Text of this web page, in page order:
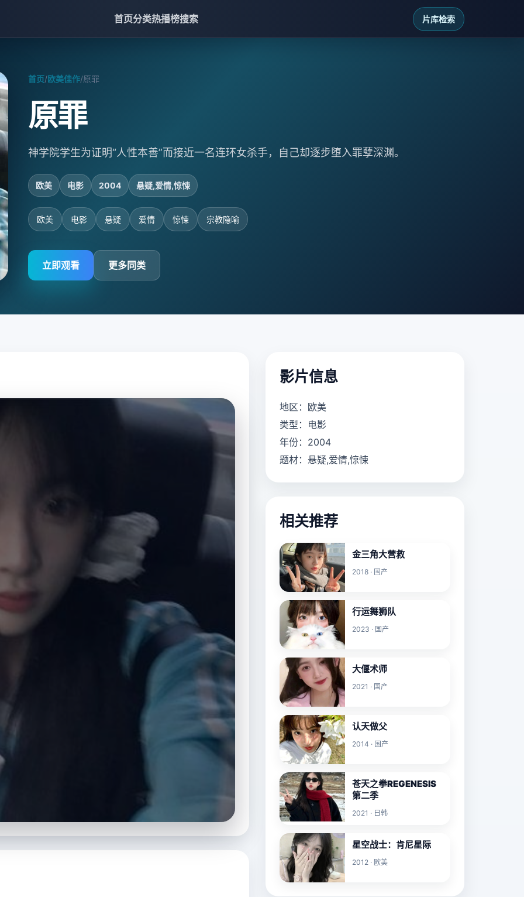
首页分类热播榜搜索 片库检索
首页/欧美佳作/原罪
原罪
神学院学生为证明“人性本善”而接近一名连环女杀手，自己却逐步堕入罪孽深渊。
欧美 电影 2004 悬疑,爱情,惊悚
欧美 电影 悬疑 爱情 惊悚 宗教隐喻
立即观看 更多同类
影片信息
地区：欧美
类型：电影
年份：2004
题材：悬疑,爱情,惊悚
相关推荐
金三角大营救
2018 · 国产
行运舞狮队
2023 · 国产
大偃术师
2021 · 国产
认天做父
2014 · 国产
苍天之拳REGENESIS
第二季
2021 · 日韩
星空战士：肯尼星际
2012 · 欧美